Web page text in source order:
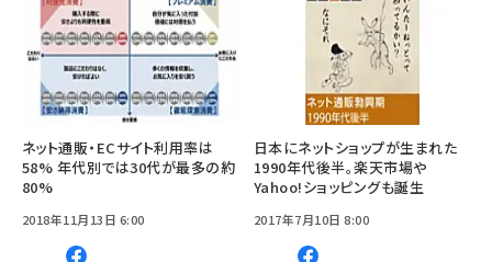
ネット通販・ECサイト利用率は
58% 年代別では30代が最多の約
80%
2018年11月13日 6:00
日本にネットショップが生まれた
1990年代後半。楽天市場や
Yahoo!ショッピングも誕生
2017年7月10日 8:00